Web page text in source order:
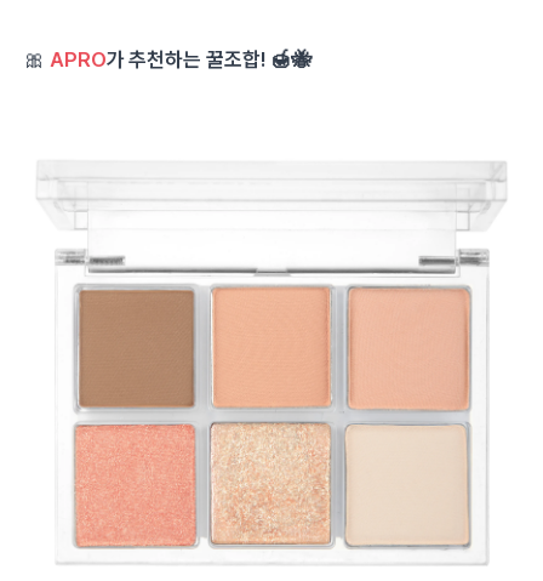
🎀 APRO가 추천하는 꿀조합! 🍯🐝